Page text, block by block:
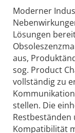
Moderner
Lösungen
aus,
sog. Product
vollständig zu
stellen. Die
Restbeständen
Kompatibilität